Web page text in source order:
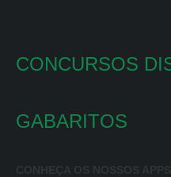
CONCURSOS
GABARITOS
CONHEÇA OS NOSSOS APPS